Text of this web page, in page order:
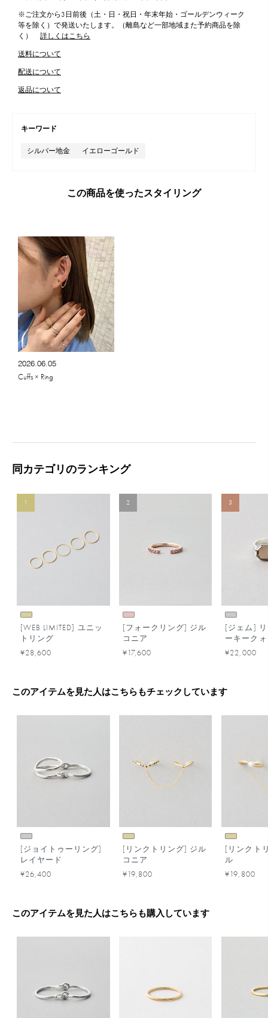
※ご注文から3日前後（土・日・祝日・年末年始・ゴールデンウィーク
等を除く）で発送いたします。（離島など一部地域また予約商品を除
く）
詳しくはこちら
送料について
配送について
返品について
キーワード
シルバー地金 イエローゴールド
この商品を使ったスタイリング
2026.06.05
Cuffs × Ring
同カテゴリのランキング
1
[WEB LIMITED] ユニッ
トリング
¥28,600
2
[フォークリング] ジル
コニア
¥17,600
3
[ジェム]
ーキーク
¥22,000
このアイテムを見た人はこちらもチェックしています
[ジョイトゥーリング]
レイヤード
¥26,400
[リンクトリング] ジル
コニア
¥19,800
[リンクト
ル
¥19,800
このアイテムを見た人はこちらも購入しています